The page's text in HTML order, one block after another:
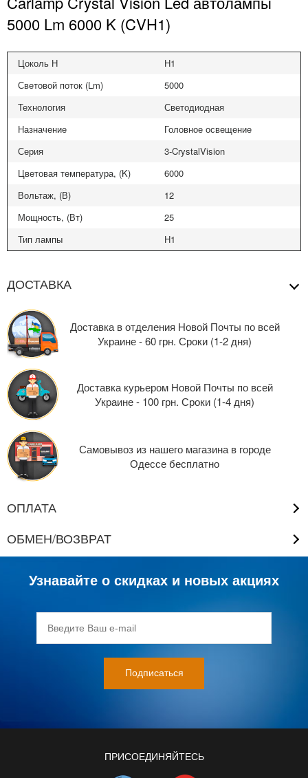
5000 Lm 6000 K (CVH1)
Цоколь H
H1
Световой поток (Lm)
5000
Технология
Светодиодная
Назначение
Головное освещение
Серия
3-CrystalVision
Цветовая температура, (K)
6000
Вольтаж, (В)
12
Мощность, (Вт)
25
Тип лампы
H1
ДОСТАВКА
Доставка в отделения Новой Почты по всей
Украине - 60 грн. Сроки (1-2 дня)
Доставка курьером Новой Почты по всей
Украине - 100 грн. Сроки (1-4 дня)
Самовывоз из нашего магазина в городе
Одессе бесплатно
ОПЛАТА
ОБМЕН/ВОЗВРАТ
Узнавайте о скидках и новых акциях
ПРИСОЕДИНЯЙТЕСЬ